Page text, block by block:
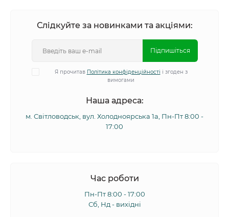
Слідкуйте за новинками та акціями:
Підпишіться
Я прочитав Політика конфіденційності і згоден з
вимогами
Наша адреса:
м. Світловодськ, вул. Холодноярська 1а, Пн-Пт 8:00 -
17:00
Час роботи
Пн-Пт 8:00 - 17:00
Сб, Нд - вихідні